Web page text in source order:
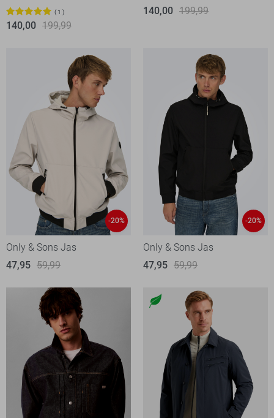
1
140,00 199,99
140,00 199,99
-20%
Only & Sons Jas
47,95 59,99
-20%
Only & Sons Jas
47,95 59,99